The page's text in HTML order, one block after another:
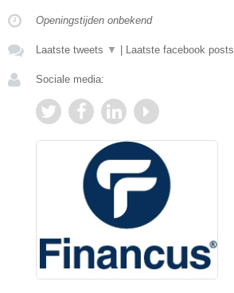
Openingstijden onbekend
Laatste tweets ▼ Laatste facebook posts
Sociale media: